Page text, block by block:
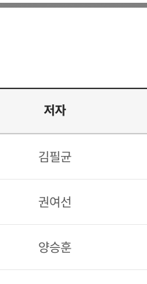
저자
김필균
권여선
양승훈